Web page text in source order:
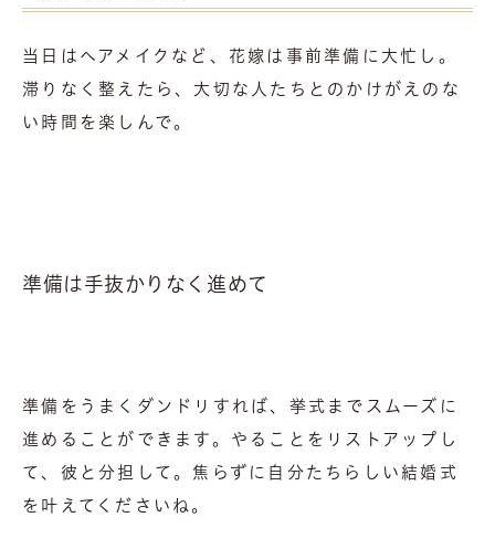
当日はヘアメイクなど、花嫁は事前準備に大忙し。
滞りなく整えたら、大切な人たちとのかけがえのな
い時間を楽しんで。
準備は手抜かりなく進めて
準備をうまくダンドリすれば、挙式までスムーズに
進めることができます。やることをリストアップし
て、彼と分担して。焦らずに自分たちらしい結婚式
を叶えてくださいね。